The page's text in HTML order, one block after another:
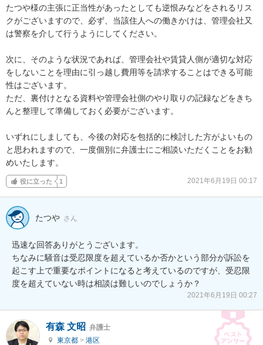
たつや様の主張に正当性があったとしても逆恨みなどをされるリス
クがございますので、必ず、当該住人への働きかけは、管理会社又
は警察を介して行うようにしてください。
次に、そのような状況であれば、管理会社や賃貸人側が適切な対応
をしないことを理由に引っ越し費用等を請求することはできる可能
性はございます。
ただ、裏付けとなる資料や管理会社側のやり取りの記録などをきち
んと整理して準備しておく必要がございます。
いずれにしましても、今後の対応を包括的に検討した方がよいもの
と思われますので、一度個別に弁護士にご相談いただくことをお勧
めいたします。
役に立った 1 2021年6月19日 00:17
たつや さん
迅速な回答ありがとうございます。
ちなみに騒音は受忍限度を超えているか否かという部分が訴訟を
起こす上で重要なポイントになると考えているのですが、受忍限
度を超えていない時は相談は難しいのでしょうか？
2021年6月19日 00:27
有森 文昭 弁護士
東京都 > 港区